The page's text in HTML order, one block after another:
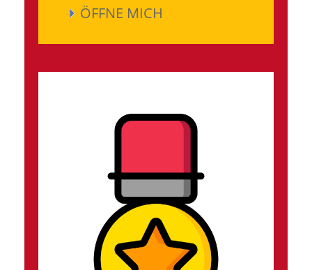
ÖFFNE MICH